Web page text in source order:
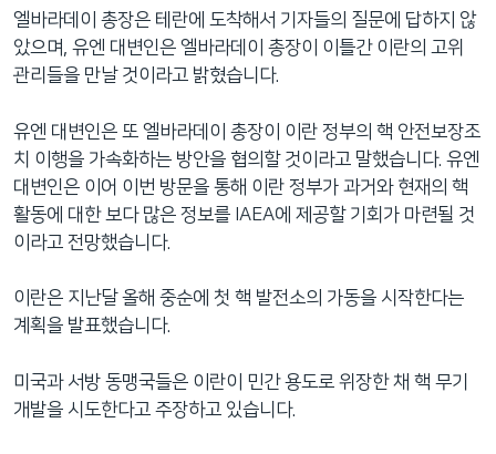
츠
로
이
인
네
비
으
이
동
언어 선택
엘바라데이 총장은 테란에 도착해서 기자들의 질문에 답하지 않
았으며, 유엔 대변인은 엘바라데이 총장이 이틀간 이란의 고위
관리들을 만날 것이라고 밝혔습니다.
유엔 대변인은 또 엘바라데이 총장이 이란 정부의 핵 안전보장조
치 이행을 가속화하는 방안을 협의할 것이라고 말했습니다. 유엔
대변인은 이어 이번 방문을 통해 이란 정부가 과거와 현재의 핵
활동에 대한 보다 많은 정보를 IAEA에 제공할 기회가 마련될 것
이라고 전망했습니다.
이란은 지난달 올해 중순에 첫 핵 발전소의 가동을 시작한다는
계획을 발표했습니다.
미국과 서방 동맹국들은 이란이 민간 용도로 위장한 채 핵 무기
개발을 시도한다고 주장하고 있습니다.